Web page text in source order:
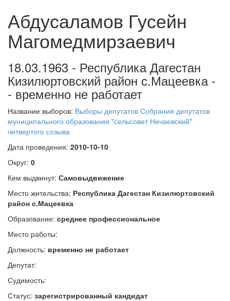
Абдусаламов Гусейн
Магомедмирзаевич
18.03.1963 - Республика Дагестан
Кизилюртовский район с.Мацеевка -
- временно не работает
Название выборов: Выборы депутатов Собрания депутатов
муниципального образования "сельсовет Нечаевский"
четвертого созыва
Дата проведения: 2010-10-10
Округ: 0
Кем выдвинут: Самовыдвижение
Место жительства: Республика Дагестан Кизилюртовский
район с.Мацеевка
Образование: среднее профессиональное
Место работы:
Должность: временно не работает
Депутат:
Судимость:
Статус: зарегистрированный кандидат